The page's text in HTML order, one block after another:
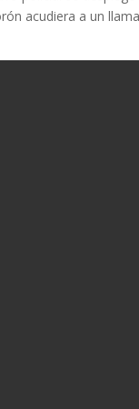
acudiera a un